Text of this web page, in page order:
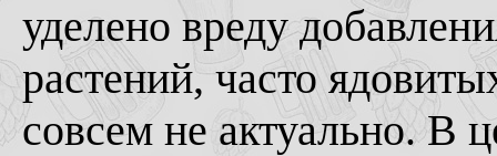
уделено вреду
растений, часто
совсем не актуально. В